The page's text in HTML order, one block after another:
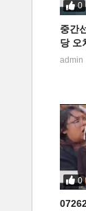
0
중간
당 오
admin
0